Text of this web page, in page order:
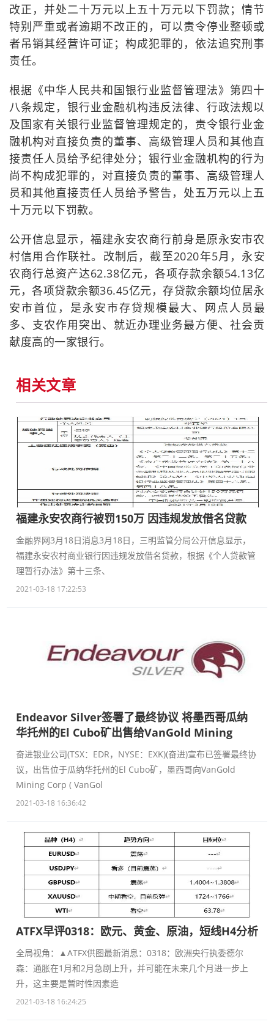
改正，并处二十万元以上五十万元以下罚款；情节
特别严重或者逾期不改正的，可以责令停业整顿或
者吊销其经营许可证；构成犯罪的，依法追究刑事
责任。
根据《中华人民共和国银行业监督管理法》第四十
八条规定，银行业金融机构违反法律、行政法规以
及国家有关银行业监督管理规定的，责令银行业金
融机构对直接负责的董事、高级管理人员和其他直
接责任人员给予纪律处分；银行业金融机构的行为
尚不构成犯罪的，对直接负责的董事、高级管理人
员和其他直接责任人员给予警告，处五万元以上五
十万元以下罚款。
公开信息显示，福建永安农商行前身是原永安市农
村信用合作联社。改制后，截至2020年5月，永安
农商行总资产达62.38亿元，各项存款余额54.13亿
元，各项贷款余额36.45亿元，存贷款余额均位居永
安市首位，是永安市存贷规模最大、网点人员最
多、支农作用突出、就近办理业务最方便、社会贡
献度高的一家银行。
相关文章
福建永安农商行被罚150万 因违规发放借名贷款
金融界网3月18日消息3月18日，三明监管分局公开信息显示，
福建永安农村商业银行因违规发放借名贷款，根据《个人贷款管
理暂行办法》第十三条、
2021-03-18 17:22:53
Endeavor Silver签署了最终协议 将墨西哥瓜纳
华托州的El Cubo矿出售给VanGold Mining
奋进银业公司(TSX：EDR，NYSE：EXK)(奋进)宣布已签署最终协
议，出售位于瓜纳华托州的El Cubo矿，墨西哥向VanGold
Mining Corp ( VanGol
2021-03-18 16:36:42
ATFX早评0318：欧元、黄金、原油，短线H4分析
全局视角：▲ATFX供图最新消息：0318：欧洲央行执委德尔
森：通胀在1月和2月急剧上升，并可能在未来几个月进一步上
升，这主要是暂时性因素造
2021-03-18 16:24:25